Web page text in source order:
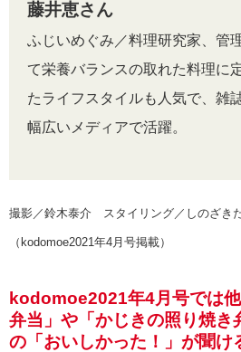
藤井恵さん
ふじいめぐみ／料理研究家、管
て栄養バランスの取れた料理に
たライフスタイルも人気で、雑
幅広いメディアで活躍。
撮影／鈴木泰介 スタイリング／しのざき
（kodomoe2021年4月号掲載）
kodomoe2021年4月号では
弁当」や「かじきの照り焼き
の「おいしかった！」が聞け